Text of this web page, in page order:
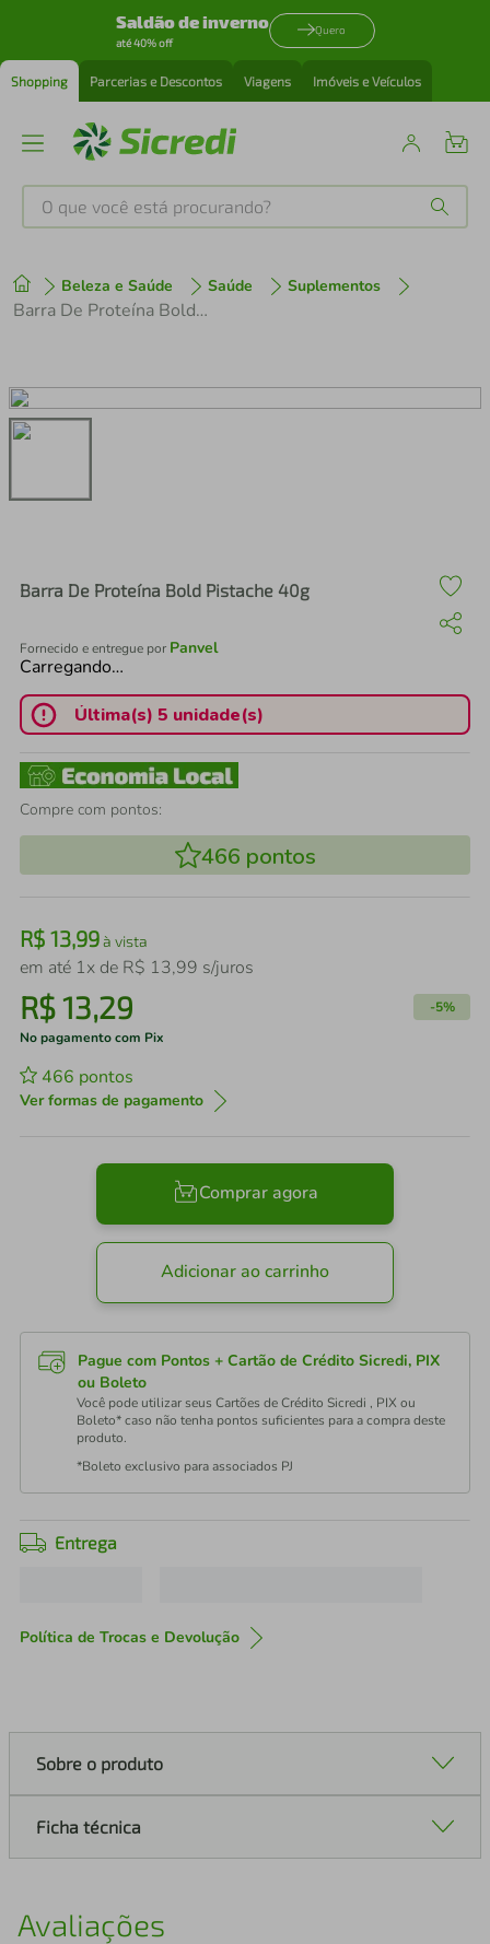
Saldão de inverno
até 40% off
Quero
Shopping Parcerias e Descontos Viagens Imóveis e Veículos
O que você está procurando?
Beleza e Saúde Saúde Suplementos
Barra De Proteína Bold Pistache 40g
Barra De Proteína Bold Pistache 40g
Fornecido e entregue por Panvel
Carregando…
Última(s) 5 unidade(s)
Compre com pontos:
466 pontos
R$ 13,99à vista
em até 1x de R$ 13,99 s/juros
R$13,29 -5%
No pagamento com Pix
466 pontos
Ver formas de pagamento
Comprar agora
Adicionar ao carrinho
Pague com Pontos + Cartão de Crédito Sicredi, PIX
ou Boleto
Você pode utilizar seus Cartões de Crédito Sicredi , PIX ou
Boleto* caso não tenha pontos suficientes para a compra deste
produto.
*Boleto exclusivo para associados PJ
Entrega
Política de Trocas e Devolução
Sobre o produto
Ficha técnica
Avaliações
1º tenis